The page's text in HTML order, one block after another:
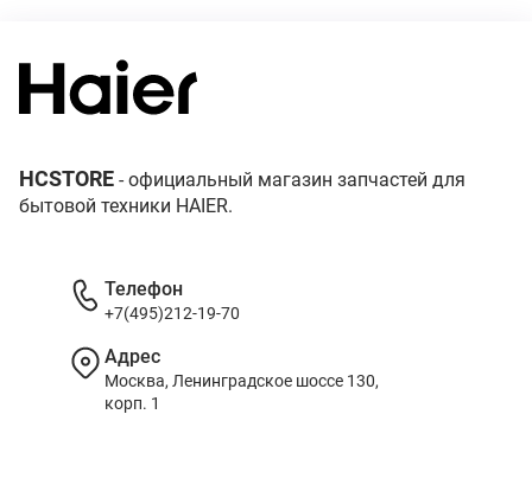
HCSTORE - официальный магазин запчастей для
бытовой техники HAIER.
Телефон
+7(495)212-19-70
Адрес
Москва, Ленинградское шоссе 130,
корп. 1